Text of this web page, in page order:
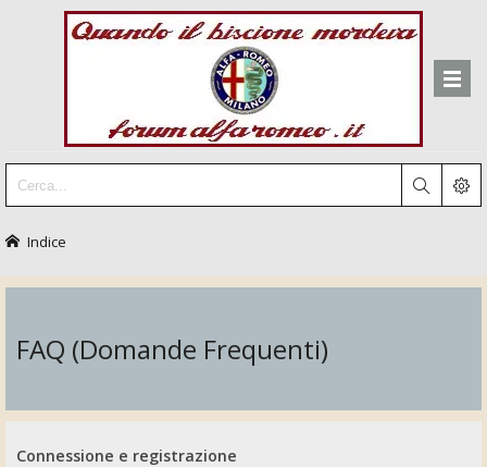
Indice
FAQ (Domande Frequenti)
Connessione e registrazione